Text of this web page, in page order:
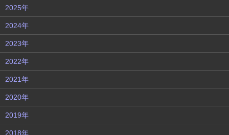
2025年
2024年
2023年
2022年
2021年
2020年
2019年
2018年